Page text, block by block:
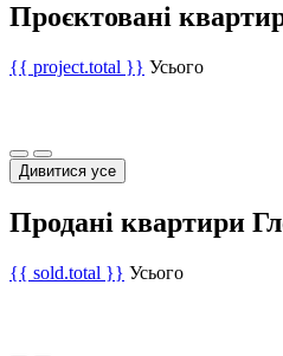
Проєктовані
{{ project.total }} Усього
Дивитися усе
Продані квартири
{{ sold.total }} Усього